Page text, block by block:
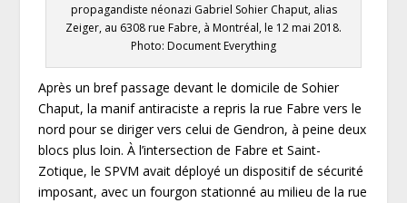
propagandiste néonazi Gabriel Sohier Chaput, alias
Zeiger, au 6308 rue Fabre, à Montréal, le 12 mai 2018.
Photo: Document Everything
Après un bref passage devant le domicile de Sohier
Chaput, la manif antiraciste a repris la rue Fabre vers le
nord pour se diriger vers celui de Gendron, à peine deux
blocs plus loin. À l’intersection de Fabre et Saint-
Zotique, le SPVM avait déployé un dispositif de sécurité
imposant, avec un fourgon stationné au milieu de la rue